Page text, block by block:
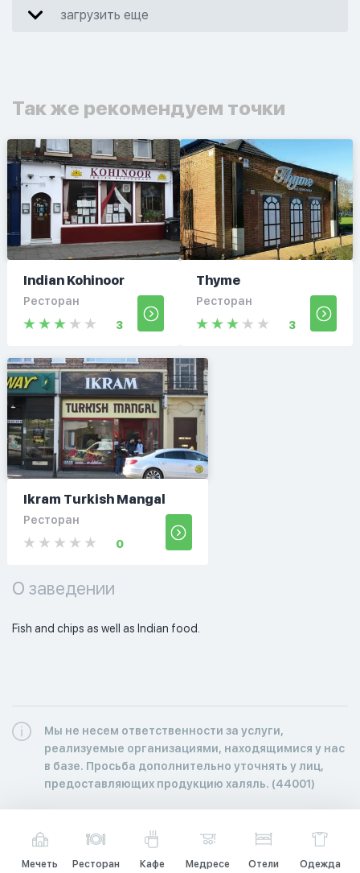
загрузить еще
Так же рекомендуем точки
Indian Kohinoor
Ресторан
3
Thyme
Ресторан
3
Ikram Turkish Mangal
Ресторан
0
О заведении
Fish and chips as well as Indian food.
Мы не несем ответственности за услуги,
реализуемые организациями, находящимися у нас
в базе. Просьба дополнительно уточнять у лиц,
предоставляющих продукцию халяль. (44001)
Мечеть Ресторан Кафе Медресе Отели Одежда